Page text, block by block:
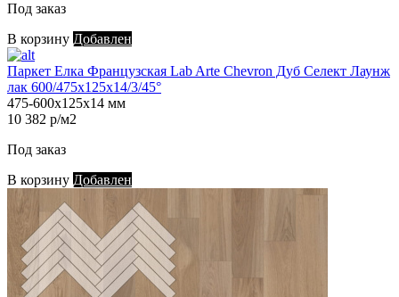
Под заказ
В корзину Добавлен
Паркет Елка Французская Lab Arte Chevron Дуб Селект Лаунж
лак 600/475х125х14/3/45°
475-600х125х14 мм
10 382 р/м2
Под заказ
В корзину Добавлен